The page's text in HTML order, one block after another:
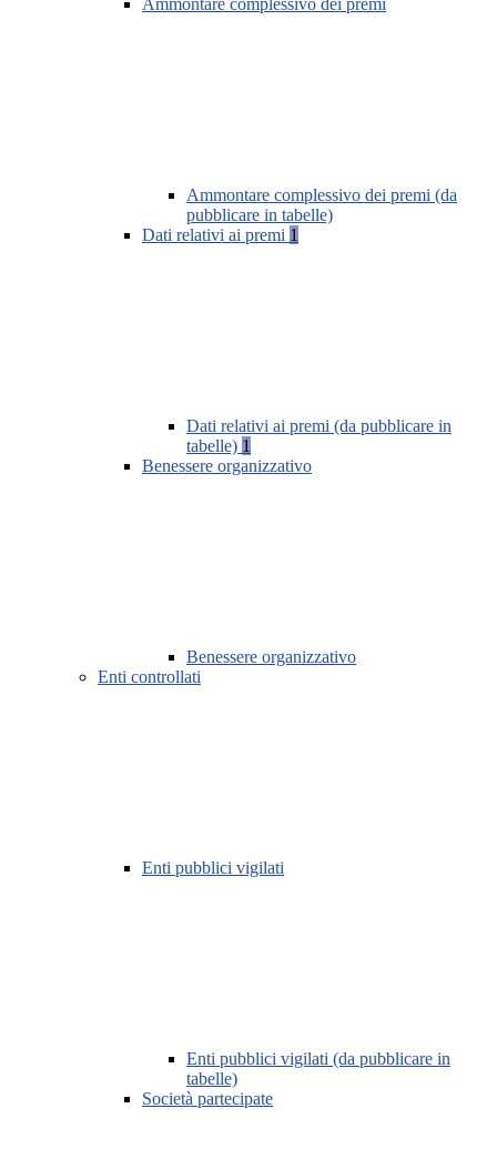
Ammontare complessivo dei premi
Ammontare complessivo dei premi (da
pubblicare in tabelle)
Dati relativi ai premi 1
Dati relativi ai premi (da pubblicare in
tabelle) 1
Benessere organizzativo
Benessere organizzativo
Enti controllati
Enti pubblici vigilati
Enti pubblici vigilati (da pubblicare in
tabelle)
Società partecipate